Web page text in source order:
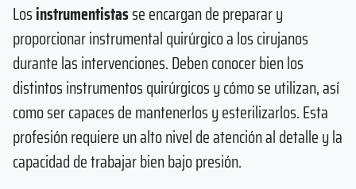
Losinstrumentistasse encargan de preparar y
proporcionar instrumental quirúrgico a los cirujanos
durante las intervenciones. Deben conocer bien los
distintos instrumentos quirúrgicos y cómo se utilizan, así
como ser capaces de mantenerlos y esterilizarlos. Esta
profesión requiere un alto nivel de atención al detalle y la
capacidad de trabajar bien bajo presión.